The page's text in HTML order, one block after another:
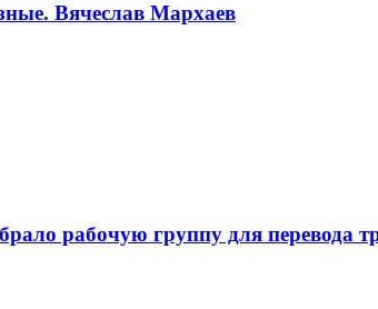
Вячеслав Мархаев
рабочую группу для перевода